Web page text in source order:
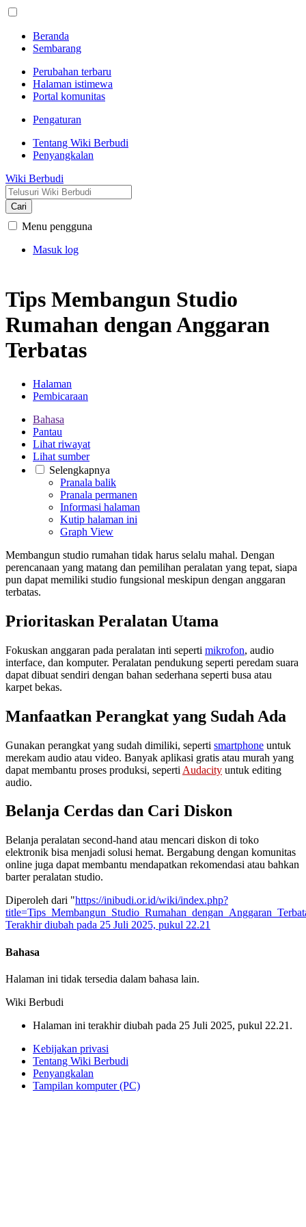
Beranda
Sembarang
Perubahan terbaru
Halaman istimewa
Portal komunitas
Pengaturan
Tentang Wiki Berbudi
Penyangkalan
Wiki Berbudi
Cari
Menu pengguna
Masuk log
Tips Membangun Studio
Rumahan dengan Anggaran
Terbatas
Halaman
Pembicaraan
Bahasa
Pantau
Lihat riwayat
Lihat sumber
Selengkapnya
Pranala balik
Pranala permanen
Informasi halaman
Kutip halaman ini
Graph View
Membangun studio rumahan tidak harus selalu mahal. Dengan
perencanaan yang matang dan pemilihan peralatan yang tepat, siapa
pun dapat memiliki studio fungsional meskipun dengan anggaran
terbatas.
Prioritaskan Peralatan Utama
Fokuskan anggaran pada peralatan inti seperti mikrofon, audio
interface, dan komputer. Peralatan pendukung seperti peredam suara
dapat dibuat sendiri dengan bahan sederhana seperti busa atau
karpet bekas.
Manfaatkan Perangkat yang Sudah Ada
Gunakan perangkat yang sudah dimiliki, seperti smartphone untuk
merekam audio atau video. Banyak aplikasi gratis atau murah yang
dapat membantu proses produksi, seperti Audacity untuk editing
audio.
Belanja Cerdas dan Cari Diskon
Belanja peralatan second-hand atau mencari diskon di toko
elektronik bisa menjadi solusi hemat. Bergabung dengan komunitas
online juga dapat membantu mendapatkan rekomendasi atau bahkan
barter peralatan studio.
Diperoleh dari "https://inibudi.or.id/wiki/index.php?
Terakhir diubah pada 25 Juli 2025, pukul 22.21
Bahasa
Halaman ini tidak tersedia dalam bahasa lain.
Wiki Berbudi
Halaman ini terakhir diubah pada 25 Juli 2025, pukul 22.21.
Kebijakan privasi
Tentang Wiki Berbudi
Penyangkalan
Tampilan komputer (PC)